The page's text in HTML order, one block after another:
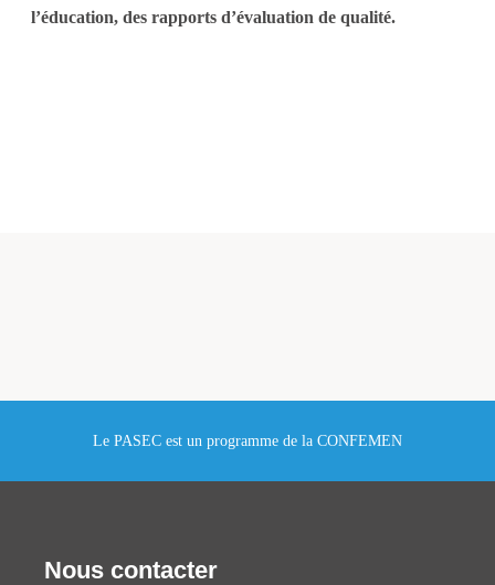
l’éducation, des rapports d’évaluation de qualité.
Le PASEC est un programme de la CONFEMEN
Nous contacter